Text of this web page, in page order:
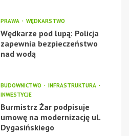
PRAWA WĘDKARSTWO
Wędkarze pod lupą: Policja
zapewnia bezpieczeństwo
nad wodą
BUDOWNICTWO
INFRASTRUKTURA
INWESTYCJE
Burmistrz Żar podpisuje
umowę na modernizację ul.
Dygasińskiego